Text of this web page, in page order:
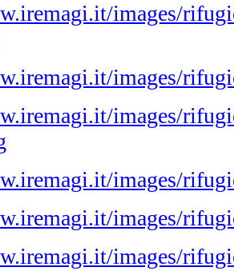
images/
images/
images/
images/
images/
images/